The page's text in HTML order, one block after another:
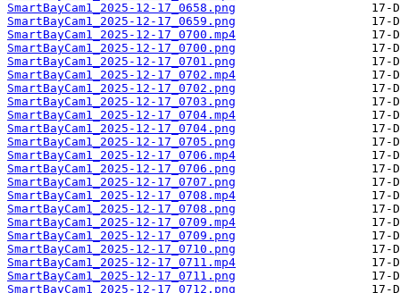
SmartBayCam1_2025-12-17_0658.png
SmartBayCam1_2025-12-17_0659.png
SmartBayCam1_2025-12-17_0700.mp4
SmartBayCam1_2025-12-17_0700.png
SmartBayCam1_2025-12-17_0701.png
SmartBayCam1_2025-12-17_0702.mp4
SmartBayCam1_2025-12-17_0702.png
SmartBayCam1_2025-12-17_0703.png
SmartBayCam1_2025-12-17_0704.mp4
SmartBayCam1_2025-12-17_0704.png
SmartBayCam1_2025-12-17_0705.png
SmartBayCam1_2025-12-17_0706.mp4
SmartBayCam1_2025-12-17_0706.png
SmartBayCam1_2025-12-17_0707.png
SmartBayCam1_2025-12-17_0708.mp4
SmartBayCam1_2025-12-17_0708.png
SmartBayCam1_2025-12-17_0709.mp4
SmartBayCam1_2025-12-17_0709.png
SmartBayCam1_2025-12-17_0710.png
SmartBayCam1_2025-12-17_0711.mp4
SmartBayCam1_2025-12-17_0711.png
SmartBayCam1_2025-12-17_0712.png